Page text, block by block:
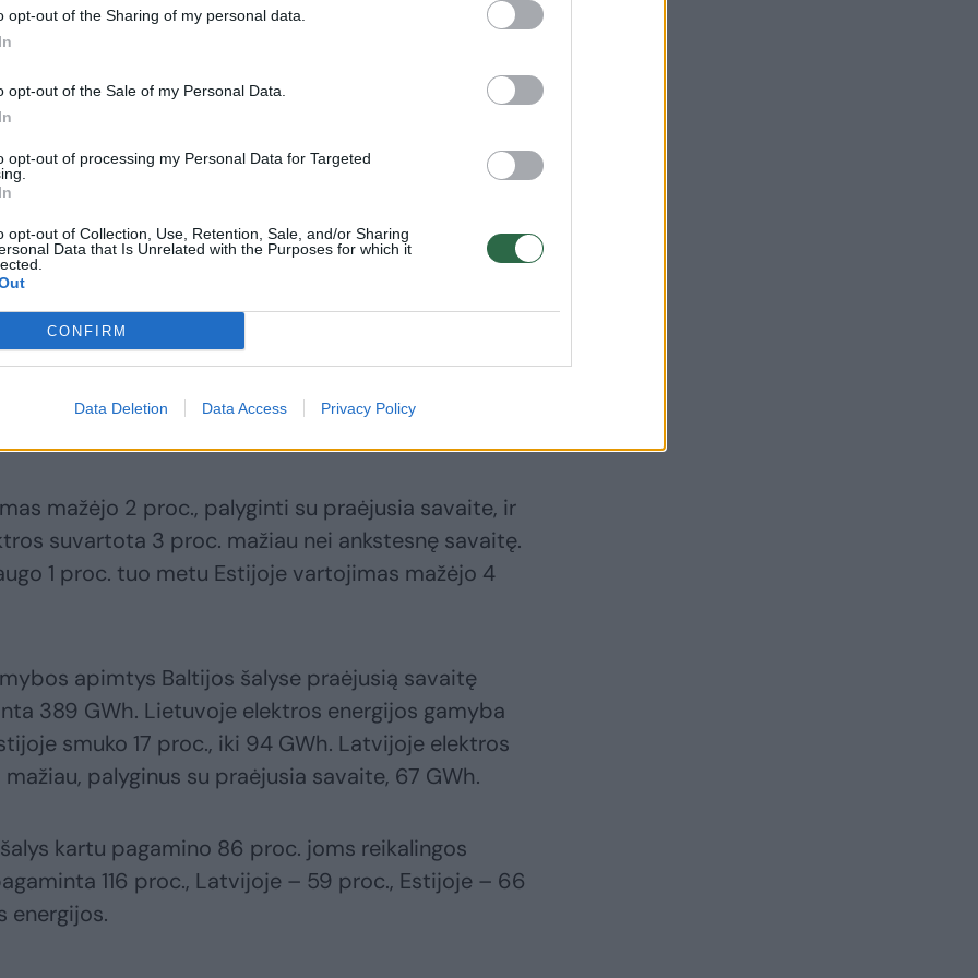
opt-out of the Sharing of my personal data.
opt-out of the Sale of my Personal Data.
opt-out of processing my Personal Data for Targeted
opt-out of Collection, Use, Retention, Sale, and/or Sharing
Data that Is Unrelated with the Purposes for which it
CONFIRM
Data Deletion Data Access Privacy Policy
Ekspertas paaiškino,
Portugalijos elektros
krizė gali pasikartoti
Lietuvoje
didmeninė elektros
kaina
šaliai reikalingos elektros energijos
mažėjo 2 proc., palyginti su praėjusia savaite, ir
suvartota 3 proc. mažiau nei ankstesnę savaitę.
1 proc. tuo metu Estijoje vartojimas mažėjo 4
apimtys Baltijos šalyse praėjusią savaitę
389 GWh. Lietuvoje elektros energijos gamyba
smuko 17 proc., iki 94 GWh. Latvijoje elektros
palyginus su praėjusia savaite, 67 GWh.
kartu pagamino 86 proc. joms reikalingos
116 proc., Latvijoje – 59 proc., Estijoje – 66
energijos.